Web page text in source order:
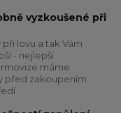
vyzkoušené při
lovu a tak Vám
- nejlepší
máme
před zakoupením